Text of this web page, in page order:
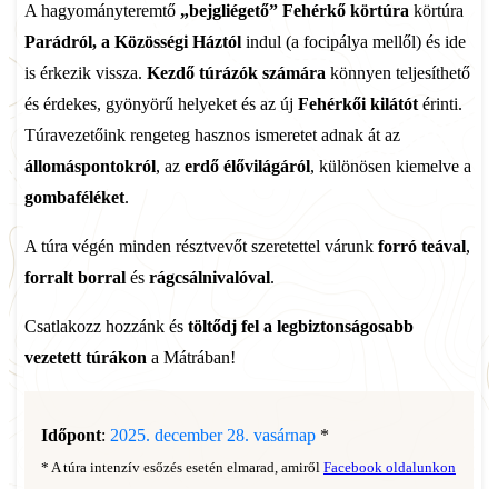
A hagyományteremtő „bejgliégető” Fehérkő körtúra körtúra
Parádról, a Közösségi Háztól indul (a focipálya mellől) és ide
is érkezik vissza. Kezdő túrázók számára könnyen teljesíthető
és érdekes, gyönyörű helyeket és az új Fehérkői kilátót érinti.
Túravezetőink rengeteg hasznos ismeretet adnak át az
állomáspontokról, az erdő élővilágáról, különösen kiemelve a
gombaféléket.
A túra végén minden résztvevőt szeretettel várunk forró teával,
forralt borral és rágcsálnivalóval.
Csatlakozz hozzánk és töltődj fel a legbiztonságosabb
vezetett túrákon a Mátrában!
Időpont: 2025. december 28. vasárnap *
* A túra intenzív esőzés esetén elmarad, amiről Facebook oldalunkon